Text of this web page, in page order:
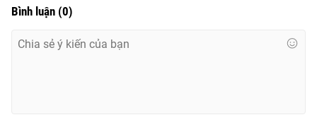
Tổng Biên tập:
Nguyễn Trọng Ninh
Bình luận (0)